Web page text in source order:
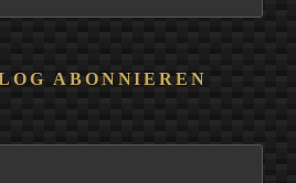
ABONNIEREN